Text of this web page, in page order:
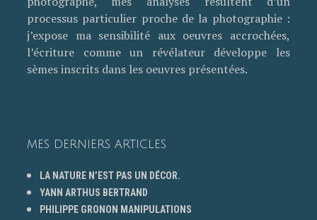
processus particulier proche de la photographie :
j’expose ma sensibilité aux oeuvres accrochées,
l’écriture comme un révélateur développe les
sèmes inscrits dans les oeuvres présentées.
MES DERNIERS ARTICLES
LA NATURE N’EST PAS UN DÉCOR.
YANN ARTHUS BERTRAND
PHILIPPE GRONON MANIPULATIONS